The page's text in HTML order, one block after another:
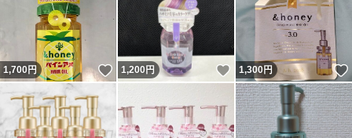
1,700円 いいね！
1,200 円 いいね！
1,300円